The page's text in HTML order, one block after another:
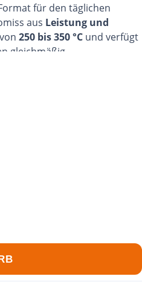
für den täglichen
aus Leistung und
250 bis 350 °C und verfügt
gleichmäßig